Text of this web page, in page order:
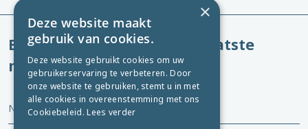
Blijf op de hoogte van het laatste
nieuws!
Naam
×
Deze website maakt
gebruik van cookies.
Deze website gebruikt cookies om uw
gebruikerservaring te verbeteren. Door
onze website te gebruiken, stemt u in met
alle cookies in overeenstemming met ons
Cookiebeleid.Lees verder